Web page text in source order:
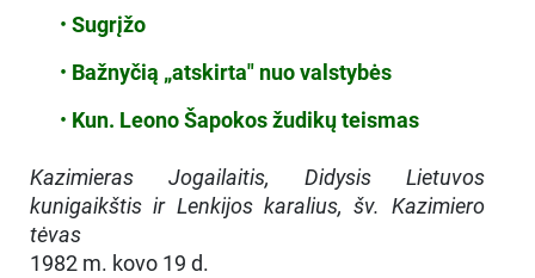
• Sugrįžo
• Bažnyčią „atskirta" nuo valstybės
• Kun. Leono Šapokos žudikų teismas
Kazimieras Jogailaitis, Didysis Lietuvos
kunigaikštis ir Lenkijos karalius, šv. Kazimiero
tėvas
1982 m. kovo 19 d.